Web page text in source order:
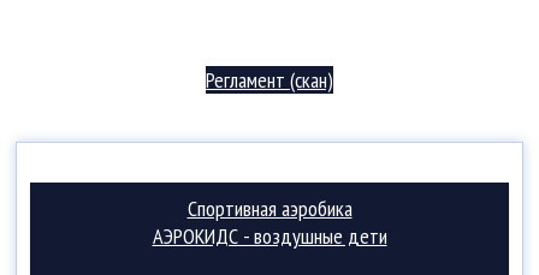
Регламент (скан)
Спортивная аэробика
АЭРОКИДС - воздушные дети